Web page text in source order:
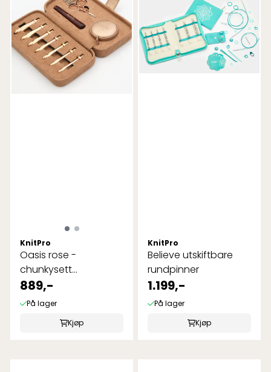
KnitPro
Oasis rose -
chunkysett
utskiftbare heklenåler
889,-
På lager
Kjøp
KnitPro
Believe utskiftbare
rundpinner
1.199,-
På lager
Kjøp